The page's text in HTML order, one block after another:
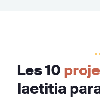
Les 10
laetitia